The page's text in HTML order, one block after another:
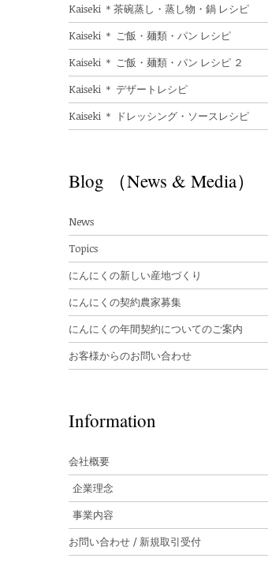
Kaiseki ＊茶碗蒸し・蒸し物・鍋 レシピ
Kaiseki ＊ ご飯・麺類・パン レシピ
Kaiseki ＊ ご飯・麺類・パン レシピ ２
Kaiseki ＊ デザートレシピ
Kaiseki ＊ ドレッシング・ソースレシピ
Blog （News & Media）
News
Topics
にんにくの新しい産地づくり
にんにくの契約農家募集
にんにくの年間契約についてのご案内
お客様からのお問い合わせ
Information
会社概要
企業理念
事業内容
お問い合わせ / 新規取引受付